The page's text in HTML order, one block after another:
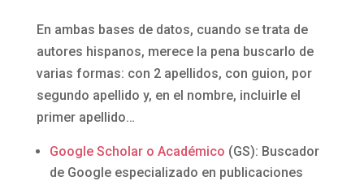
En ambas bases de datos, cuando se trata de
autores hispanos, merece la pena buscarlo de
varias formas: con 2 apellidos, con guion, por
segundo apellido y, en el nombre, incluirle el
primer apellido…
Google Scholar o Académico (GS): Buscador
de Google especializado en publicaciones